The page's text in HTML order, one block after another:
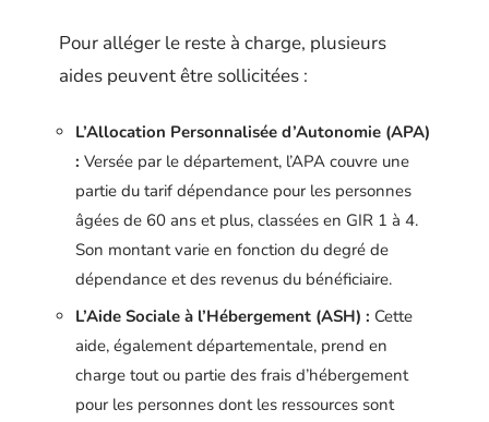
Pour alléger le reste à charge, plusieurs
aides peuvent être sollicitées :
L’Allocation Personnalisée d’Autonomie (APA)
: Versée par le département, l’APA couvre une
partie du tarif dépendance pour les personnes
âgées de 60 ans et plus, classées en GIR 1 à 4.
Son montant varie en fonction du degré de
dépendance et des revenus du bénéficiaire.
L’Aide Sociale à l’Hébergement (ASH) : Cette
aide, également départementale, prend en
charge tout ou partie des frais d’hébergement
pour les personnes dont les ressources sont